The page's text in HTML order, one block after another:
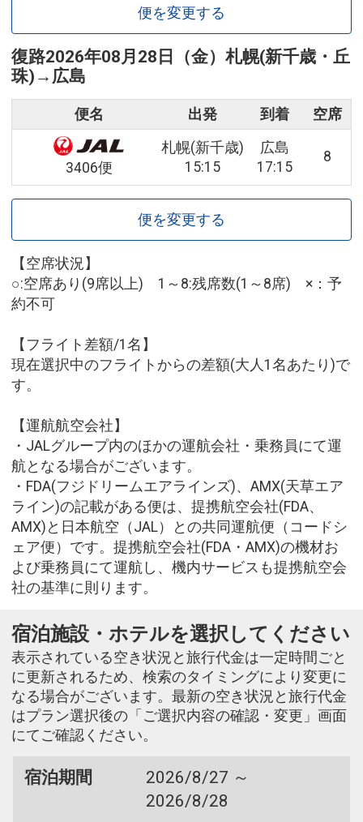
便を変更する
復路2026年08月28日（金） 札幌(新千歳・丘
珠) → 広島
便名 出発 到着 空席
3406便
札幌(新千歳)
15:15
広島
17:15
8
便を変更する
【空席状況】
○:空席あり(9席以上) 1～8:残席数(1～8席) ×：予
約不可
【フライト差額/1名】
現在選択中のフライトからの差額(大人1名あたり)で
す。
【運航航空会社】
・JALグループ内のほかの運航会社・乗務員にて運
航となる場合がございます。
・FDA(フジドリームエアラインズ)、AMX(天草エア
ライン)の記載がある便は、提携航空会社(FDA、
AMX)と日本航空（JAL）との共同運航便（コードシ
ェア便）です。提携航空会社(FDA・AMX)の機材お
よび乗務員にて運航し、機内サービスも提携航空会
社の基準に則ります。
宿泊施設・ホテルを選択してください
表示されている空き状況と旅行代金は一定時間ごと
に更新されるため、検索のタイミングにより変更に
なる場合がございます。最新の空き状況と旅行代金
はプラン選択後の「ご選択内容の確認・変更」画面
にてご確認ください。
宿泊期間
2026/8/27 ～
2026/8/28